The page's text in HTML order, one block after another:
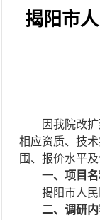
2026-08-
揭阳市
因我院改
相应资质、技
围、报价水平
一、项目
揭阳市人
二、调研